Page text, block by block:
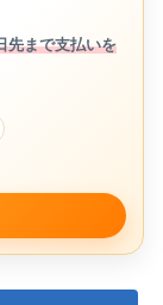
先まで支払いを